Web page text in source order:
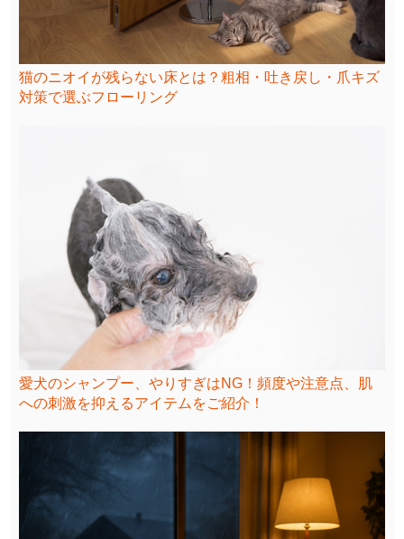
猫のニオイが残らない床とは？粗相・吐き戻し・爪キズ
対策で選ぶフローリング
愛犬のシャンプー、やりすぎはNG！頻度や注意点、肌
への刺激を抑えるアイテムをご紹介！